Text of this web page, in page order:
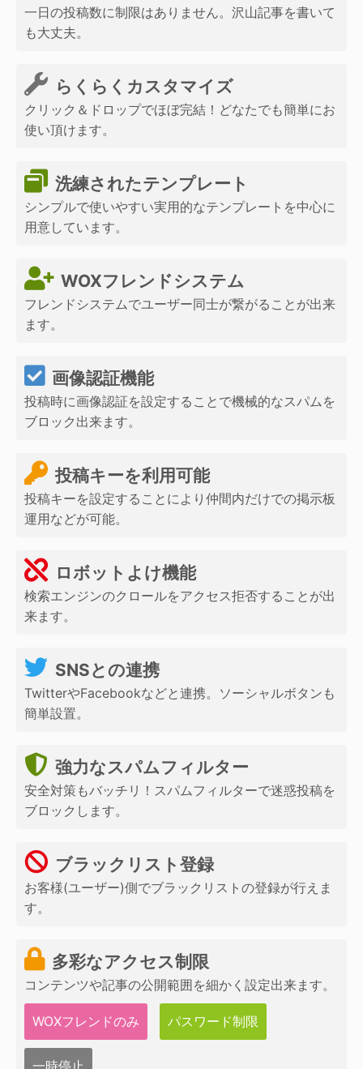
一日の投稿数に制限はありません。沢山記事を書いて
も大丈夫。
らくらくカスタマイズ
クリック＆ドロップでほぼ完結！どなたでも簡単にお
使い頂けます。
洗練されたテンプレート
シンプルで使いやすい実用的なテンプレートを中心に
用意しています。
WOXフレンドシステム
フレンドシステムでユーザー同士が繋がることが出来
ます。
画像認証機能
投稿時に画像認証を設定することで機械的なスパムを
ブロック出来ます。
投稿キーを利用可能
投稿キーを設定することにより仲間内だけでの掲示板
運用などが可能。
ロボットよけ機能
検索エンジンのクロールをアクセス拒否することが出
来ます。
SNSとの連携
TwitterやFacebookなどと連携。ソーシャルボタンも
簡単設置。
強力なスパムフィルター
安全対策もバッチリ！スパムフィルターで迷惑投稿を
ブロックします。
ブラックリスト登録
お客様(ユーザー)側でブラックリストの登録が行えま
す。
多彩なアクセス制限
コンテンツや記事の公開範囲を細かく設定出来ます。
WOXフレンドのみ パスワード制限
一時停止